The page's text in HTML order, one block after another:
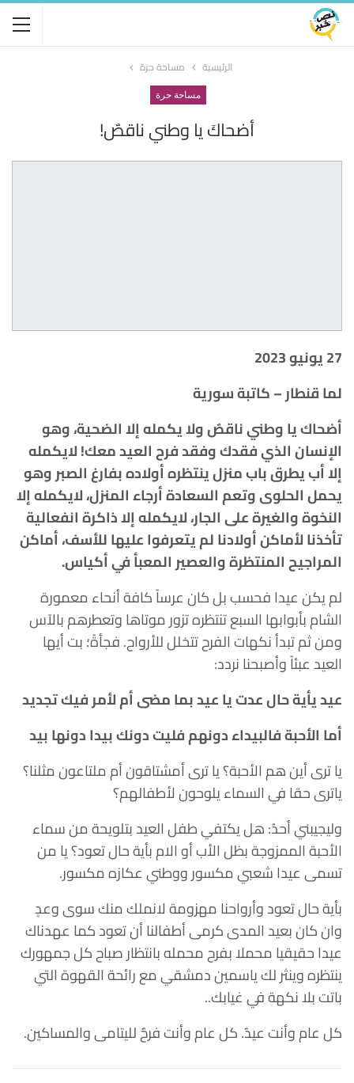
الرئيسية مساحة حرة
مساحة حرة
أضحاكَ يا وطني ناقصٌ!
27 يونيو 2023
لما قنطار – كاتبة سورية
أضحاك يا وطني ناقصٌ ولا يكمله إلا الضحية، وهو
الإنسان الذي فقدك وفقد فرح العيد معك! لايكمله
إلا أب يطرق باب منزل ينتظره أولاده بفارغ الصبر وهو
يحمل الحلوى وتعم السعادة أرجاء المنزل، لايكمله إلا
النخوة والغيرة على الجار، لايكمله إلا ذاكرة انفعالية
تأخذنا لأماكن أولادنا لم يتعرفوا عليها للأسف، أماكن
المراجيح المنتظرة والعصير المعبأ في أكياس.
لم يكن عيدا فحسب بل كان عرساً كافة أنحاء معمورة
الشام بأبوابها السبع تنتظره تزور موتاها وتعطرهم بالآس
ومن ثم تبدأ نكهات الفرح تتخلل للأرواح. فجأةً؛ بت أيها
العيد عبئاً وأصبحنا نردد:
عيد يأية حال عدت يا عيد بما مضى أم لأمر فيك تجديد
أما الأحبة فالبيداء دونهم فليت دونك بيدا دونها بيد
يا ترى أين هم الأحبة؟ يا ترى أمشتاقون أم ملتاعون مثلنا؟
ياترى حقا في السماء يلوحون لأطفالهم؟
وليجيبني أحدُ: هل يكتفي طفل العيد بتلويحة من سماء
الأحبة الممزوجة بظل الأب أو الام بأية حال تعود؟ يا من
تسمى عيدا شعبي مكسور ووطني عكازه مكسور.
بأية حال تعود وأرواحنا مهزومة لانملك منك سوى وعدٍ
وان كان بعيد المدى كرمى أطفالنا أن تعود كما عهدناك
عيدا حقيقيا محملا بفرح محمله بانتظار صباح كل جمهورك
ينتظره وينثر لك ياسمين دمشقي مع رائحة القهوة التي
باتت بلا نكهة في غيابك..
كل عام وأنت عيدٌ. كل عام وأنت فرحٌ لليتامى والمساكين.